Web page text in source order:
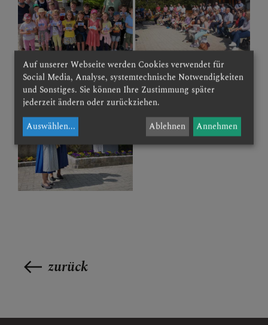
zurück
Auf unserer Webseite werden Cookies verwendet für
Social Media, Analyse, systemtechnische Notwendigkeiten
und Sonstiges. Sie können Ihre Zustimmung später
jederzeit ändern oder zurückziehen.
Auswählen... Ablehnen Annehmen